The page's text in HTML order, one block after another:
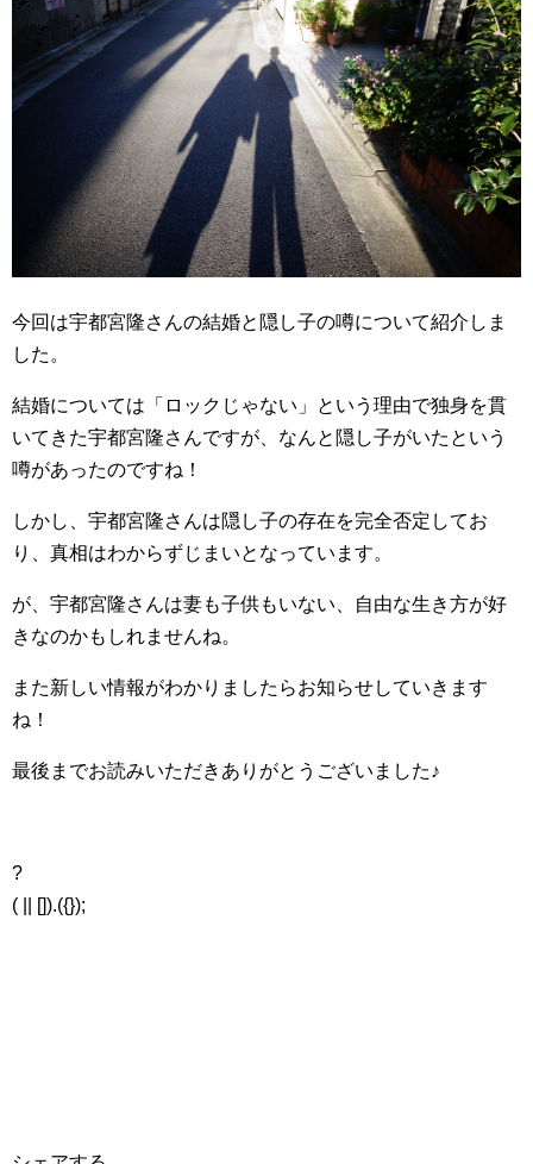
今回は宇都宮隆さんの結婚と隠し子の噂について紹介しま
した。
結婚については「ロックじゃない」という理由で独身を貫
いてきた宇都宮隆さんですが、なんと隠し子がいたという
噂があったのですね！
しかし、宇都宮隆さんは隠し子の存在を完全否定してお
り、真相はわからずじまいとなっています。
が、宇都宮隆さんは妻も子供もいない、自由な生き方が好
きなのかもしれませんね。
また新しい情報がわかりましたらお知らせしていきます
ね！
最後までお読みいただきありがとうございました♪
?
( || []).({});